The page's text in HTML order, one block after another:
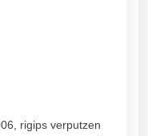
rigips verputzen